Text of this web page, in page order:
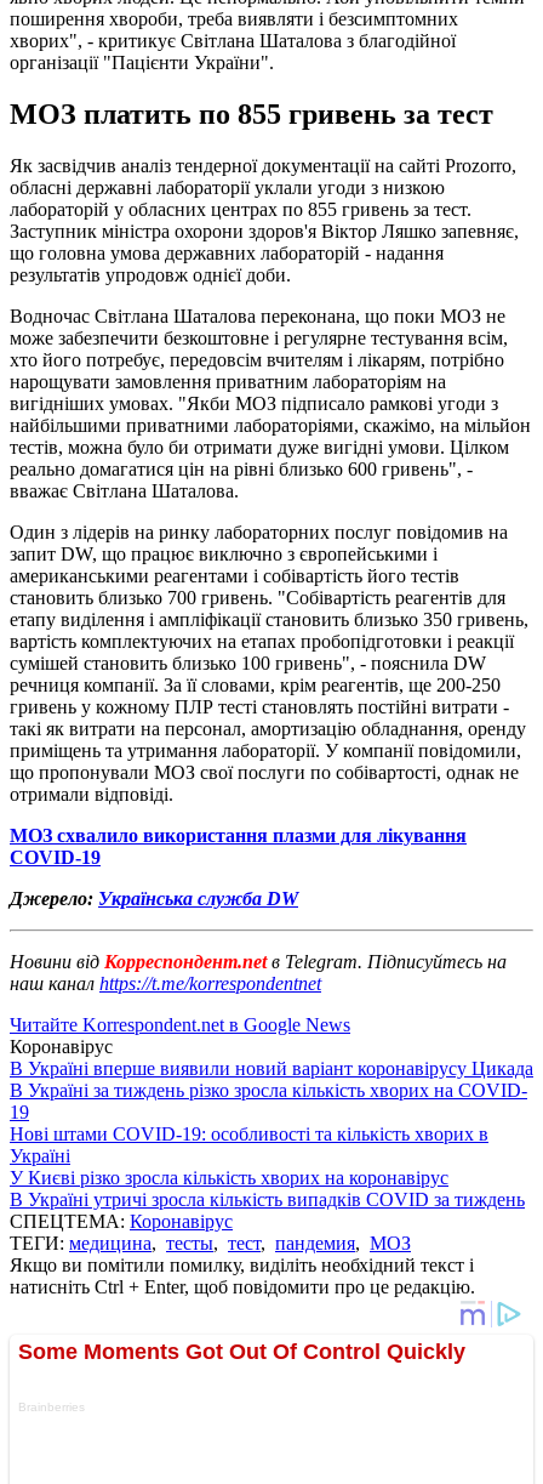
поширення хвороби, треба виявляти і безсимптомних
хворих", - критикує Світлана Шаталова з благодійної
організації "Пацієнти України".
МОЗ платить по 855 гривень за тест
Як засвідчив аналіз тендерної документації на сайті Prozorro,
обласні державні лабораторії уклали угоди з низкою
лабораторій у обласних центрах по 855 гривень за тест.
Заступник міністра охорони здоров'я Віктор Ляшко запевняє,
що головна умова державних лабораторій - надання
результатів упродовж однієї доби.
Водночас Світлана Шаталова переконана, що поки МОЗ не
може забезпечити безкоштовне і регулярне тестування всім,
хто його потребує, передовсім вчителям і лікарям, потрібно
нарощувати замовлення приватним лабораторіям на
вигідніших умовах. "Якби МОЗ підписало рамкові угоди з
найбільшими приватними лабораторіями, скажімо, на мільйон
тестів, можна було би отримати дуже вигідні умови. Цілком
реально домагатися цін на рівні близько 600 гривень", -
вважає Світлана Шаталова.
Один з лідерів на ринку лабораторних послуг повідомив на
запит DW, що працює виключно з європейськими і
американськими реагентами і собівартість його тестів
становить близько 700 гривень. "Собівартість реагентів для
етапу виділення і ампліфікації становить близько 350 гривень,
вартість комплектуючих на етапах пробопідготовки і реакції
сумішей становить близько 100 гривень", - пояснила DW
речниця компанії. За її словами, крім реагентів, ще 200-250
гривень у кожному ПЛР тесті становлять постійні витрати -
такі як витрати на персонал, амортизацію обладнання, оренду
приміщень та утримання лабораторії. У компанії повідомили,
що пропонували МОЗ свої послуги по собівартості, однак не
отримали відповіді.
МОЗ схвалило використання плазми для лікування
COVID-19
Джерело: Українська служба DW
Новини від Корреспондент.netв Telegram. Підписуйтесь на
наш канал https://t.me/korrespondentnet
Читайте Korrespondent.net в Google News
Коронавірус
В Україні вперше виявили новий варіант коронавірусу Цикада
В Україні за тиждень різко зросла кількість хворих на COVID-
19
Нові штами COVID-19: особливості та кількість хворих в
Україні
У Києві різко зросла кількість хворих на коронавірус
В Україні утричі зросла кількість випадків COVID за тиждень
СПЕЦТЕМА: Коронавірус
ТЕГИ: медицина, тесты, тест, пандемия, МОЗ
Якщо ви помітили помилку, виділіть необхідний текст і
натисніть Ctrl + Enter, щоб повідомити про це редакцію.